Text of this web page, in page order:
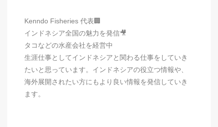
Kenndo Fisheries 代表🏢
インドネシア全国の魅力を発信🎥
タコなどの水産会社を経営中
生涯仕事としてインドネシアと関わる仕事をしていき
たいと思っています。インドネシアの役立つ情報や、
海外展開されたい方にもより良い情報を発信していき
ます。